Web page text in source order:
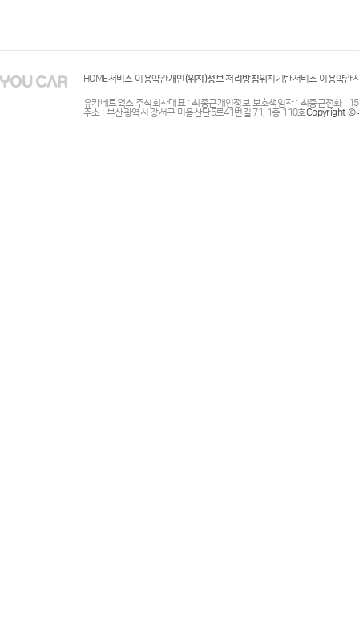
HOME서비스 이용약관개인(위치)정보 처리방침위치기반서비스 이용약관
유카네트웍스 주식회사대표 : 최종근개인정보 보호책임자 : 최종근전화 :
주소 : 부산광역시 강서구 미음산단5로41번길 71, 1층 110호Copyright ©